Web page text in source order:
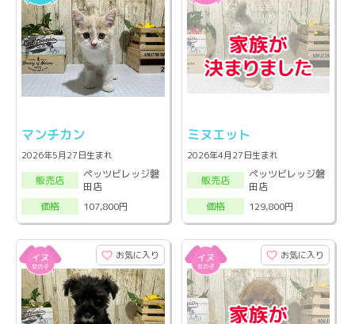
マンチカン
2026年5月27日生まれ
販売店
ペッツビレッジ磐
田店
価格
107,800円
ミヌエット
2026年4月27日生まれ
販売店
ペッツビレッジ磐
田店
価格
129,800円
お気に入り お気に入り